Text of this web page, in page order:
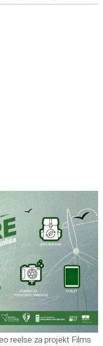
reelse za projekt Films